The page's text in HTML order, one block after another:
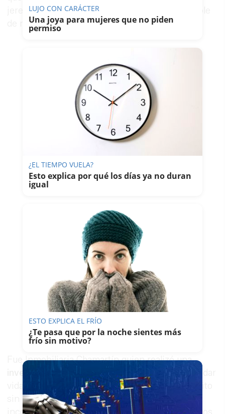
jerezanos”, recuerda Raquel Llamas, responsable
de marketing.
Fue Inmobiliaria Chamartín quien realizó una
inversión global de 97 millones de euros para dar
vida a un destino que, sin duda, auguraba un éxito
sin precedentes. Unas 3.000 personas se
LUJO CON CARÁCTER
Una joya para mujeres que no piden
permiso
¿EL TIEMPO VUELA?
Esto explica por qué los días ya no duran
igual
ESTO EXPLICA EL FRÍO
¿Te pasa que por la noche sientes más
frío sin motivo?